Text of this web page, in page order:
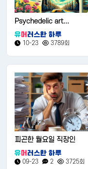
Psychedelic art...
10-23 3789회
피곤한 월요일 직장인
09-23 2 3725회